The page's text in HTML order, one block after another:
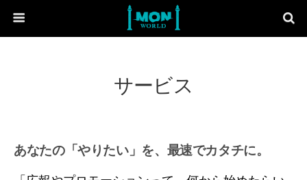
サービス
あなたの「やりたい」を、最速でカタチに。